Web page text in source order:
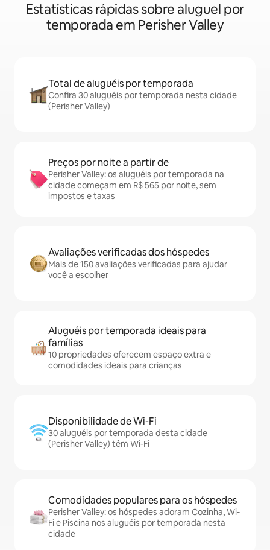
Estatísticas rápidas sobre aluguel por
temporada em Perisher Valley
Total de aluguéis por temporada
Confira 30 aluguéis por temporada nesta cidade
(Perisher Valley)
Preços por noite a partir de
Perisher Valley: os aluguéis por temporada na
cidade começam em R$ 565 por noite, sem
impostos e taxas
Avaliações verificadas dos hóspedes
Mais de 150 avaliações verificadas para ajudar
você a escolher
Aluguéis por temporada ideais para
famílias
10 propriedades oferecem espaço extra e
comodidades ideais para crianças
Disponibilidade de Wi-Fi
30 aluguéis por temporada desta cidade
(Perisher Valley) têm Wi-Fi
Comodidades populares para os hóspedes
Perisher Valley: os hóspedes adoram Cozinha, Wi-
Fi e Piscina nos aluguéis por temporada nesta
cidade